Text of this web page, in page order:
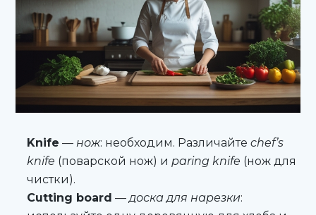
Knife —нож: необходим. Различайтеchef’s
knife (поварской нож) иparing knife (нож для
чистки).
Cutting board —доска для нарезки: